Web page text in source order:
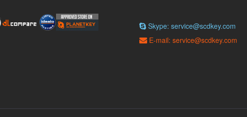
Skype: service@scdkey.com
E-mail: service@scdkey.com